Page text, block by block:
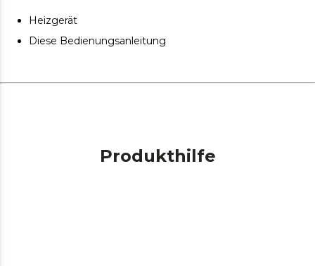
Heizgerät
Diese Bedienungsanleitung
Produkthilfe